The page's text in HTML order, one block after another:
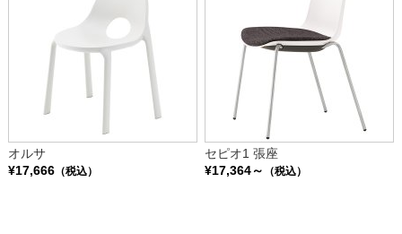
オルサ
¥17,666（税込）
セピオ1 張座
¥17,364～
（税込）